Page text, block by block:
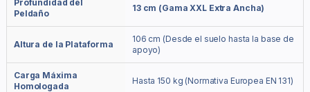
Profundidad del
Peldaño
13 cm (Gama XXL Extra Ancha)
Altura de la Plataforma
106 cm (Desde el suelo hasta la base de
apoyo)
Carga Máxima
Homologada
Hasta 150 kg (Normativa Europea EN 131)